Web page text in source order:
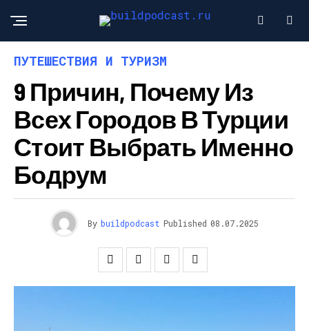
ПУТЕШЕСТВИЯ И ТУРИЗМ
9 Причин, Почему Из
Всех Городов В Турции
Стоит Выбрать Именно
Бодрум
By buildpodcast Published 08.07.2025